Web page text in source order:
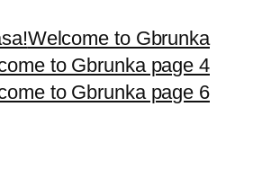
Welcome to Gbrunka
to Gbrunka page 4
to Gbrunka page 6